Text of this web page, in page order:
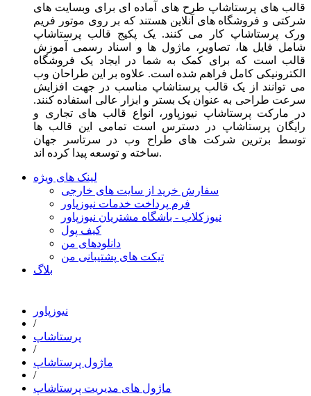
قالب های پرستاشاپ طرح های آماده ای برای وبسایت های
شرکتی و فروشگاه های آنلاین هستند که بر روی موتور فریم
ورک پرستاشاپ کار می کنند. یک پکیج قالب پرستاشاپ
شامل فایل ها، تصاویر، ماژول ها و اسناد رسمی آموزش
قالب است که برای کمک به شما در ایجاد یک فروشگاه
الکترونیکی کامل فراهم شده است. علاوه بر این طراحان وب
می توانند از یک قالب پرستاشاپ مناسب در جهت افزایش
سرعت طراحی به عنوان یک بستر و ابزار عالی استفاده کنند.
در مارکت پرستاشاپ نیوزپاور، انواع قالب های تجاری و
رایگان پرستاشاپ در دسترس است تمامی این قالب ها
توسط برترین شرکت های طراح وب در سرتاسر جهان
ساخته و توسعه پیدا کرده اند.
لینک های ویژه
سفارش خرید از سایت های خارجی
فرم پرداخت خدمات نیوزپاور
نیوزکلاب - باشگاه مشتریان نیوزپاور
کیف پول
دانلودهای من
تیکت های پشتیبانی من
بلاگ
نیوزپاور
/
پرستاشاپ
/
ماژول پرستاشاپ
/
ماژول های مدیریت پرستاشاپ